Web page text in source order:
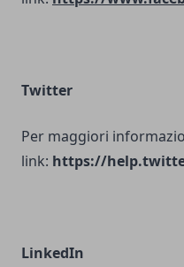
Twitter
Per maggiori
link: https://
LinkedIn